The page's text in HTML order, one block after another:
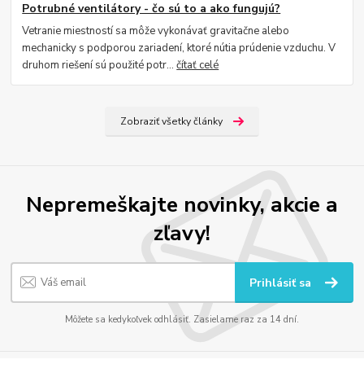
Potrubné ventilátory - čo sú to a ako fungujú?
Vetranie miestností sa môže vykonávať gravitačne alebo
mechanicky s podporou zariadení, ktoré nútia prúdenie vzduchu. V
druhom riešení sú použité potr...čítať celé
Zobraziť všetky články
Nepremeškajte novinky, akcie a
zľavy!
Prihlásiť sa
Môžete sa kedykoľvek odhlásiť. Zasielame raz za 14 dní.